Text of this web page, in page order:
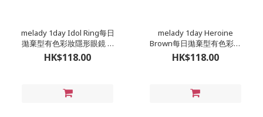
melady 1day Idol Ring每日
拋棄型有色彩妝隱形眼鏡 (1
盒10片)
HK$118.00
melady 1day Heroine
Brown每日拋棄型有色彩妝
隱形眼鏡 (1盒10片)
HK$118.00